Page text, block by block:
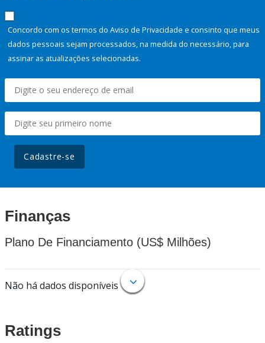
Concordo com os termos do Aviso de Privacidade e consinto que meus
dados pessoais sejam processados, na medida do necessário, para
assinar as atualizações selecionadas.
Cadastre-se
Finanças
Plano De Financiamento (US$ Milhões)
Não há dados disponíveis
Ratings